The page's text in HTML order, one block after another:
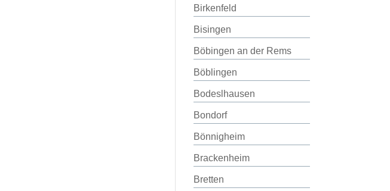
Birkenfeld
Bisingen
Böbingen an der Rems
Böblingen
Bodeslhausen
Bondorf
Bönnigheim
Brackenheim
Bretten